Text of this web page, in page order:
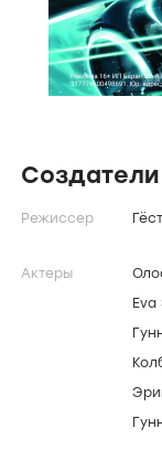
Режиссер
Актеры